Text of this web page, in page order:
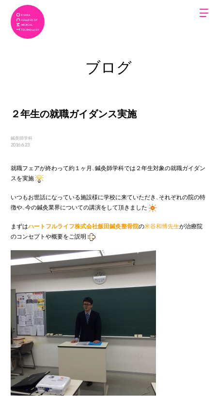
ブログ
２年生の就職ガイダンス実施
鍼灸師学科
2016.6.23
就職フェアが終わって約１ヶ月、鍼灸師学科では２年生対象の就職ガイダン
スを実施
いつもお世話になっている施設様に学校に来ていただき、それぞれの院の特
徴や、今の鍼灸業界についての講演をして頂きました
まずはハートフルライフ株式会社飯田鍼灸整骨院の米谷和博先生が治療院
のコンセプトや概要をご説明